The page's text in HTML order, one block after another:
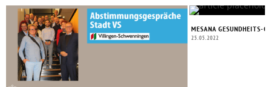
MESANA GESUNDHEITS-
25.05.2022